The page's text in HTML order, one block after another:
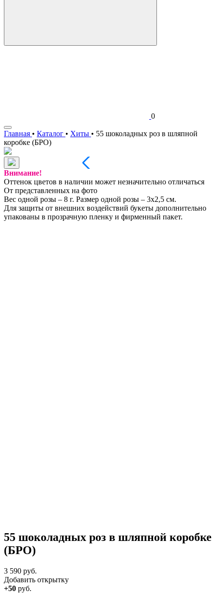
0
Главная • Каталог • Хиты • 55 шоколадных роз в шляпной
коробке (БРО)
Внимание!
Оттенок цветов в наличии может незначительно отличаться
От представленных на фото
Вес одной розы – 8 г. Размер одной розы – 3х2,5 см.
Для защиты от внешних воздействий букеты дополнительно
упакованы в прозрачную пленку и фирменный пакет.
55 шоколадных роз в шляпной коробке
(БРО)
3 590 руб.
Добавить открытку
+50 руб.